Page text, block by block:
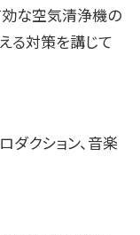
効な空気清浄機の
る対策を講じて
クション、音楽